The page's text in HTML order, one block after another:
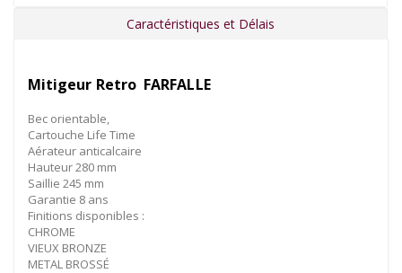
Caractéristiques et Délais
Mitigeur Retro FARFALLE
Bec orientable,
Cartouche Life Time
Aérateur anticalcaire
Hauteur 280 mm
Saillie 245 mm
Garantie 8 ans
Finitions disponibles :
CHROME
VIEUX BRONZE
METAL BROSSÉ